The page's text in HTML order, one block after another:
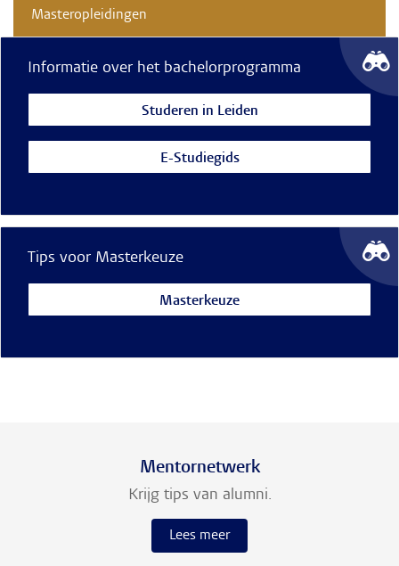
Masteropleidingen
Informatie over het bachelorprogramma
Studeren in Leiden
E-Studiegids
Tips voor Masterkeuze
Masterkeuze
Mentornetwerk
Krijg tips van alumni.
Lees meer